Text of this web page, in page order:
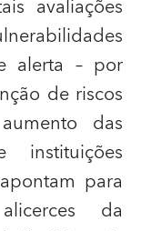
avaliações
alerta – por
de riscos
das
para
da